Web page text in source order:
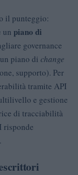
il punteggio:
un piano di
governance
piano di change
supporto). Per
tramite API
e gestione
di tracciabilità
risponde